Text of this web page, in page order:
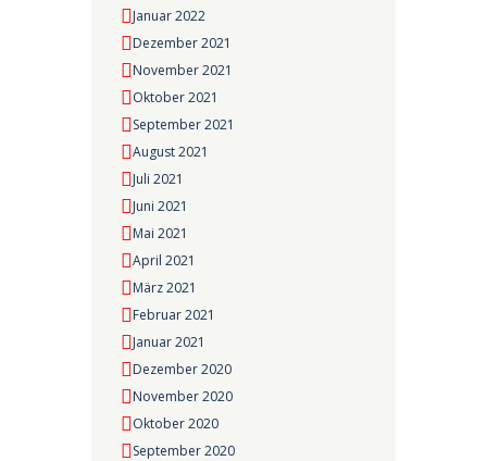
Januar 2022
Dezember 2021
November 2021
Oktober 2021
September 2021
August 2021
Juli 2021
Juni 2021
Mai 2021
April 2021
März 2021
Februar 2021
Januar 2021
Dezember 2020
November 2020
Oktober 2020
September 2020